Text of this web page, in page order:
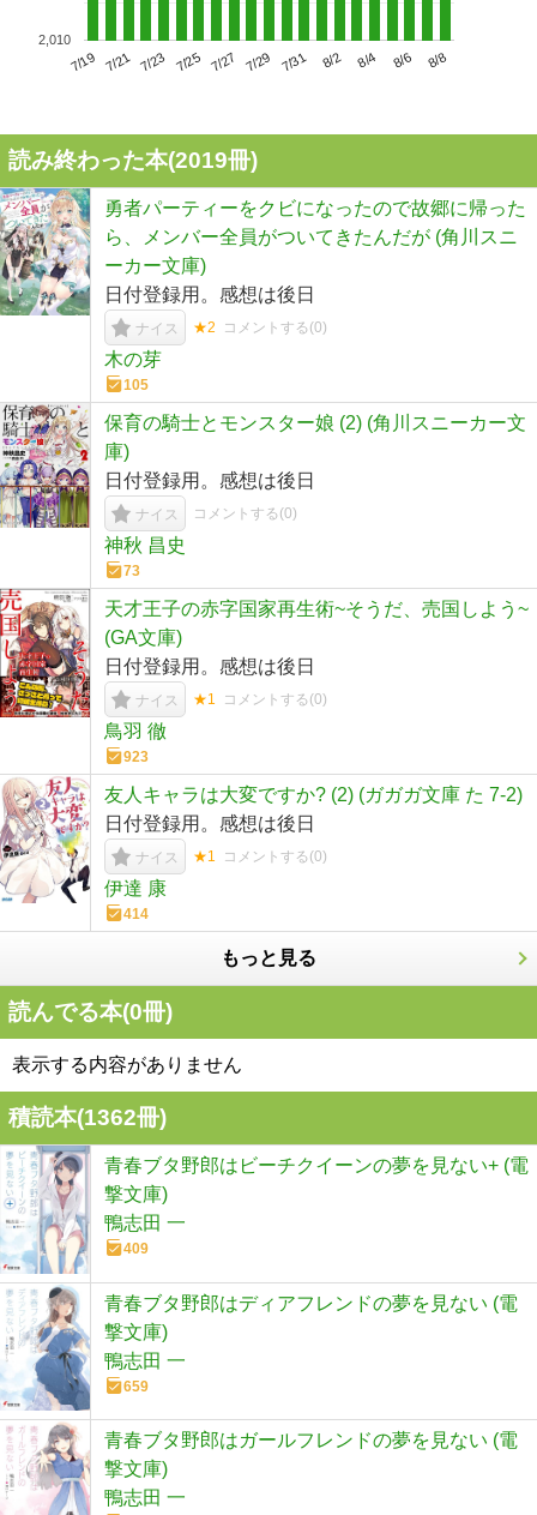
7/19 7/21 7/23 7/25 7/27 7/29 7/31 8/2 8/4 8/6 8/8
2,010
読み終わった本(2019冊)
勇者パーティーをクビになったので故郷に帰った
ら、メンバー全員がついてきたんだが (角川スニ
ーカー文庫)
日付登録用。感想は後日
ナイス ★2 コメントする(0)
木の芽
105
保育の騎士とモンスター娘 (2) (角川スニーカー文
庫)
日付登録用。感想は後日
ナイス コメントする(0)
神秋 昌史
73
天才王子の赤字国家再生術~そうだ、売国しよう~
(GA文庫)
日付登録用。感想は後日
ナイス ★1 コメントする(0)
鳥羽 徹
923
友人キャラは大変ですか? (2) (ガガガ文庫 た 7-2)
日付登録用。感想は後日
ナイス ★1 コメントする(0)
伊達 康
414
もっと見る
読んでる本(0冊)
表示する内容がありません
積読本(1362冊)
青春ブタ野郎はビーチクイーンの夢を見ない+ (電
撃文庫)
鴨志田 一
409
青春ブタ野郎はディアフレンドの夢を見ない (電
撃文庫)
鴨志田 一
659
青春ブタ野郎はガールフレンドの夢を見ない (電
撃文庫)
鴨志田 一